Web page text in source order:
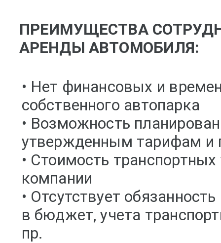
ПРЕИМУЩЕСТВА
АРЕНДЫ АВТОМОБИЛЯ:
• Нет финансовых и
собственного автопарка
• Возможность
утвержденным тарифам и
• Стоимость
компании
• Отсутствует
в бюджет, учета
пр.